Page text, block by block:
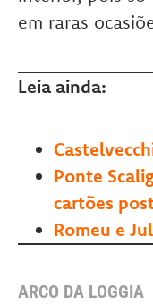
em raras
Leia ainda:
Ponte
cartões
Romeu e
ARCO DA LOGGIA